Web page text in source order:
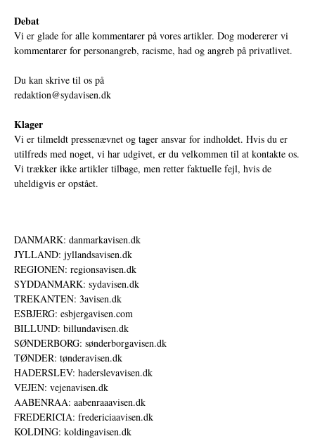
Debat
Vi er glade for alle kommentarer på vores artikler. Dog modererer vi
kommentarer for personangreb, racisme, had og angreb på privatlivet.
Du kan skrive til os på
redaktion@sydavisen.dk
Klager
Vi er tilmeldt pressenævnet og tager ansvar for indholdet. Hvis du er
utilfreds med noget, vi har udgivet, er du velkommen til at kontakte os.
Vi trækker ikke artikler tilbage, men retter faktuelle fejl, hvis de
uheldigvis er opstået.
DANMARK: danmarkavisen.dk
JYLLAND: jyllandsavisen.dk
REGIONEN: regionsavisen.dk
SYDDANMARK: sydavisen.dk
TREKANTEN: 3avisen.dk
ESBJERG: esbjergavisen.com
BILLUND: billundavisen.dk
SØNDERBORG: sønderborgavisen.dk
TØNDER: tønderavisen.dk
HADERSLEV: haderslevavisen.dk
VEJEN: vejenavisen.dk
AABENRAA: aabenraaavisen.dk
FREDERICIA: fredericiaavisen.dk
KOLDING: koldingavisen.dk